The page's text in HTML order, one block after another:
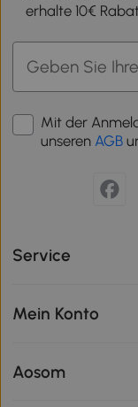
erhalte 10€
Mit der
unseren AGB
Service
Mein Konto
Aosom